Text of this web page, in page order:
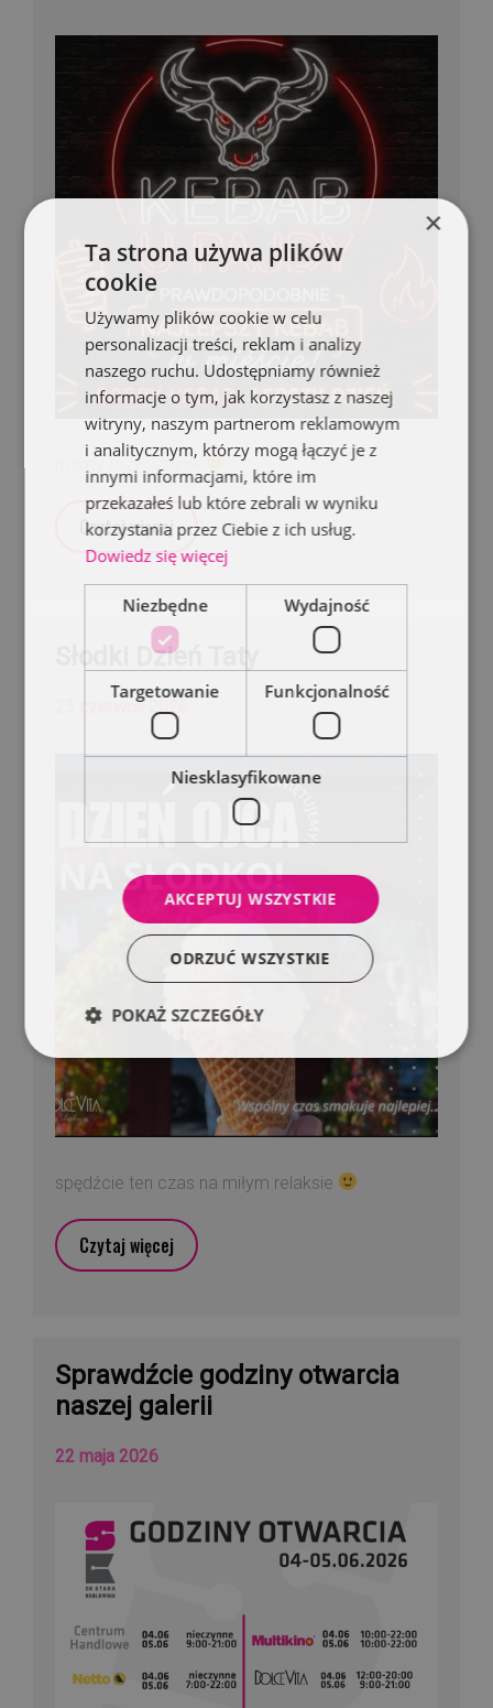
mamy rozwiązanie
Czytaj więcej
Słodki Dzień Taty
23 czerwca 2026
spędźcie ten czas na miłym relaksie
Czytaj więcej
Sprawdźcie godziny otwarcia
naszej galerii
22 maja 2026
×
Ta strona używa plików
cookie
Używamy plików cookie w celu
personalizacji treści, reklam i analizy
naszego ruchu. Udostępniamy również
informacje o tym, jak korzystasz z naszej
witryny, naszym partnerom reklamowym
i analitycznym, którzy mogą łączyć je z
innymi informacjami, które im
przekazałeś lub które zebrali w wyniku
korzystania przez Ciebie z ich usług.
Dowiedz się więcej
Niezbędne Wydajność
Targetowanie Funkcjonalność
Niesklasyfikowane
AKCEPTUJ WSZYSTKIE
ODRZUĆ WSZYSTKIE
POKAŻ SZCZEGÓŁY